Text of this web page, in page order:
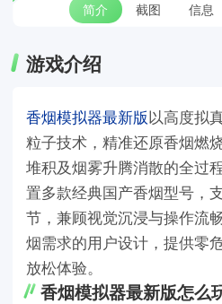
简介 截图 信息
游戏介绍
香烟模拟器最新版以高度拟
粒子技术，精准还原香烟燃
堆积及烟雾升腾消散的全过
置多款经典国产香烟型号，
节，兼顾视觉沉浸与操作流
烟需求的用户设计，提供零
放松体验。
香烟模拟器最新版怎么